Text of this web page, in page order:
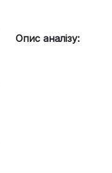
Опис аналізу: